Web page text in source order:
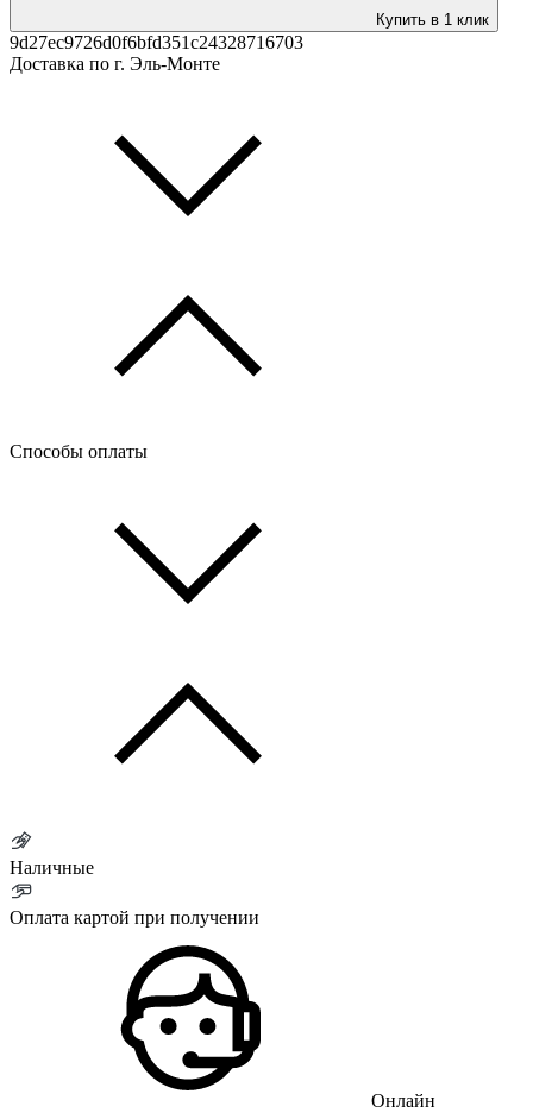
Купить в 1 клик
9d27ec9726d0f6bfd351c24328716703
Доставка по г. Эль-Монте
Способы оплаты
Наличные
Оплата картой при получении
Онлайн